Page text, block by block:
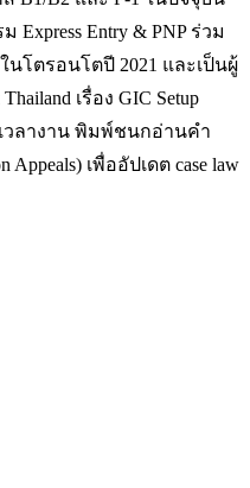
Entry & PNP ร่วม
ในโตรอนโตปี 2021 และเป็นผู้
เรื่อง GIC Setup
เวลางาน พิมพ์ชนกอ่านคำ
เพื่ออัปเดต case law